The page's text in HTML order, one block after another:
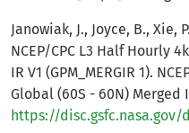
Janowiak, J., Joyce, B., Xie,
NCEP/CPC L3 Half Hourly
IR V1 (GPM_MERGIR 1).
Global (60S - 60N) Merged
https://disc.gsfc.nasa.gov/